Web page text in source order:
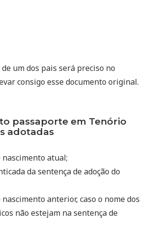
de um dos pais será preciso no
consigo esse documento original.
passaporte em Tenório
adotadas
nascimento atual;
da sentença de adoção do
anterior, caso o nome dos
não estejam na sentença de